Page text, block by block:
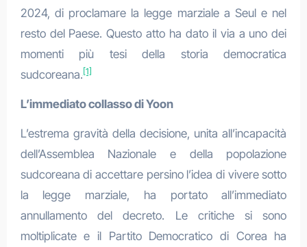
2024, di proclamare la legge marziale a Seul e nel
resto del Paese. Questo atto ha dato il via a uno dei
momenti più tesi della storia democratica
sudcoreana.[1]
L’immediato collasso di Yoon
L’estrema gravità della decisione, unita all’incapacità
dell’Assemblea Nazionale e della popolazione
sudcoreana di accettare persino l’idea di vivere sotto
la legge marziale, ha portato all’immediato
annullamento del decreto. Le critiche si sono
moltiplicate e il Partito Democratico di Corea ha